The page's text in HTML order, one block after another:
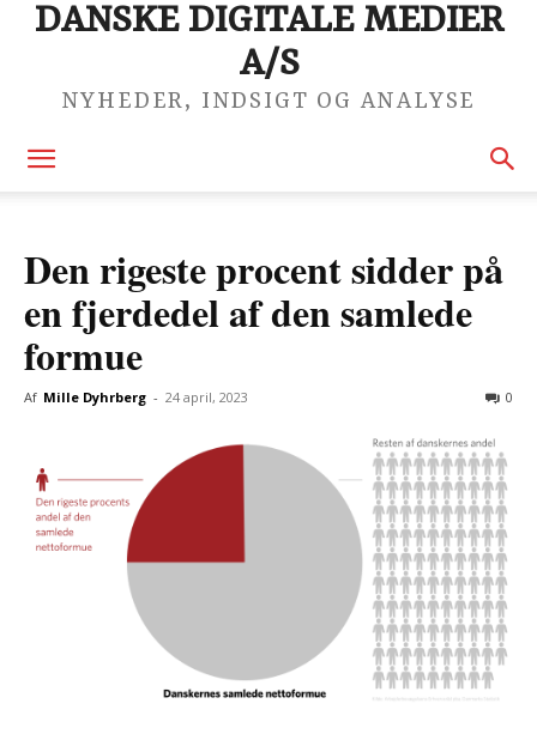
DANSKE DIGITALE MEDIER
A/S
NYHEDER, INDSIGT OG ANALYSE
Den rigeste procent sidder på
en fjerdedel af den samlede
formue
Af Mille Dyhrberg - 24 april, 2023 0